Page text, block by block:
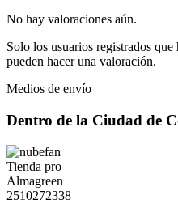
No hay valoraciones aún.
Solo los usuarios registrados
pueden hacer una valoración.
Medios de envío
Dentro de la Ciudad de